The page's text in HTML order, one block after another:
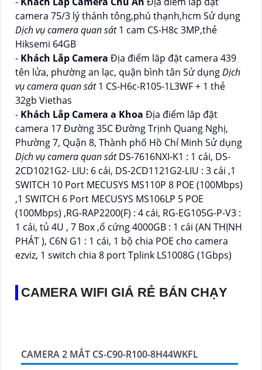
camera 75/3 lý thánh tông,phú thạnh,hcm Sử dụng
Dịch vụ camera quan sát1 cam CS-H8c 3MP,thẻ
Hiksemi 64GB
- Khách Lắp Camera Địa điểm lăp đặt camera 439
tên lửa, phường an lạc, quận bình tân Sử dụngDịch
vụ camera quan sát1 CS-H6c-R105-1L3WF + 1 thẻ
32gb Viethas
- Khách Lắp Camera a Khoa Địa điểm lăp đặt
camera 17 Đường 35C Đường Trịnh Quang Nghị,
Phường 7, Quận 8, Thành phố Hồ Chí Minh Sử dụng
Dịch vụ camera quan sátDS-7616NXI-K1 : 1 cái, DS-
2CD1021G2- LIU: 6 cái, DS-2CD1121G2-LIU : 3 cái ,1
SWITCH 10 Port MECUSYS MS110P 8 POE (100Mbps)
,1 SWITCH 6 Port MECUSYS MS106LP 5 POE
(100Mbps) ,RG-RAP2200(F) : 4 cái, RG-EG105G-P-V3 :
1 cái, tủ 4U , 7 Box ,ổ cứng 4000GB : 1 cái (AN THỊNH
PHÁT ), C6N G1 : 1 cái, 1 bộ chia POE cho camera
ezviz, 1 switch chia 8 port Tplink LS1008G (1Gbps)
CAMERA WIFI GIÁ RẺ BÁN CHẠY
CAMERA 2 MẮT CS-C90-R100-8H44WKFL